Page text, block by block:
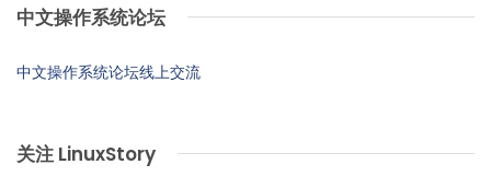
中文操作系统论坛
中文操作系统论坛线上交流
关注 LinuxStory